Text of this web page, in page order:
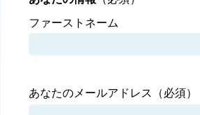
ファーストネーム
あなたのメールアドレス （必須）